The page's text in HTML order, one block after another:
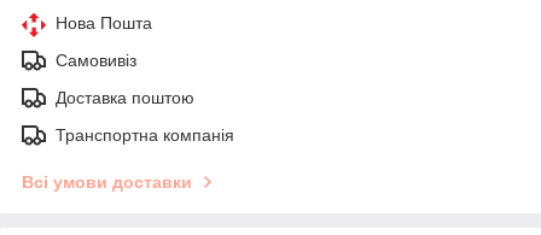
Нова Пошта
Самовивіз
Доставка поштою
Транспортна компанія
Всі умови доставки